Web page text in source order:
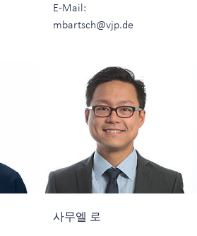
E-Mail:
mbartsch@vjp.de
사무엘 로